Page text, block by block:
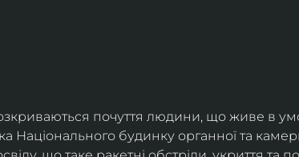
почуття людини, що живе в
Національного будинку органної та